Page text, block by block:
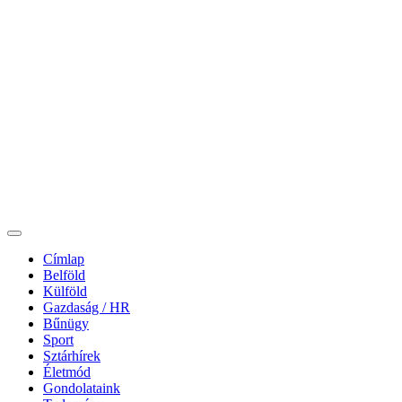
Címlap
Belföld
Külföld
Gazdaság / HR
Bűnügy
Sport
Sztárhírek
Életmód
Gondolataink